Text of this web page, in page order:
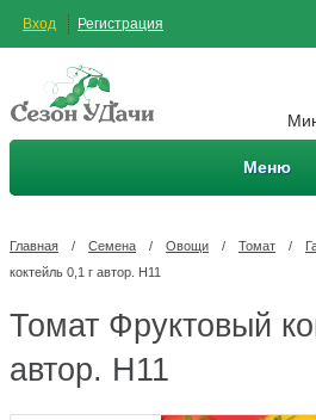
Вход Регистрация
Меню
Главная / Семена / Овощи / Томат /
коктейль 0,1 г автор. Н11
Томат Фруктовый
автор. Н11